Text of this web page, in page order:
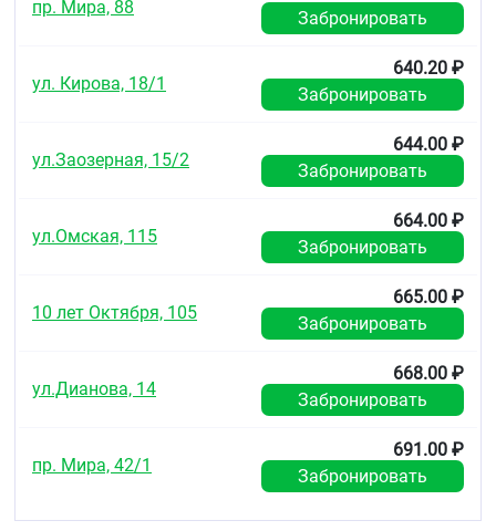
пр. Мира, 88
Забронировать
ул. Кирова, 18/1
640.20 ₽
Забронировать
ул.Заозерная, 15/2
644.00 ₽
Забронировать
ул.Омская, 115
664.00 ₽
Забронировать
10 лет Октября, 105
665.00 ₽
Забронировать
ул.Дианова, 14
668.00 ₽
Забронировать
пр. Мира, 42/1
691.00 ₽
Забронировать